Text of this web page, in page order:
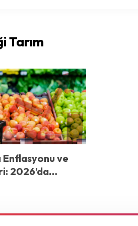
Tarım
Enflasyonu ve
2026’da